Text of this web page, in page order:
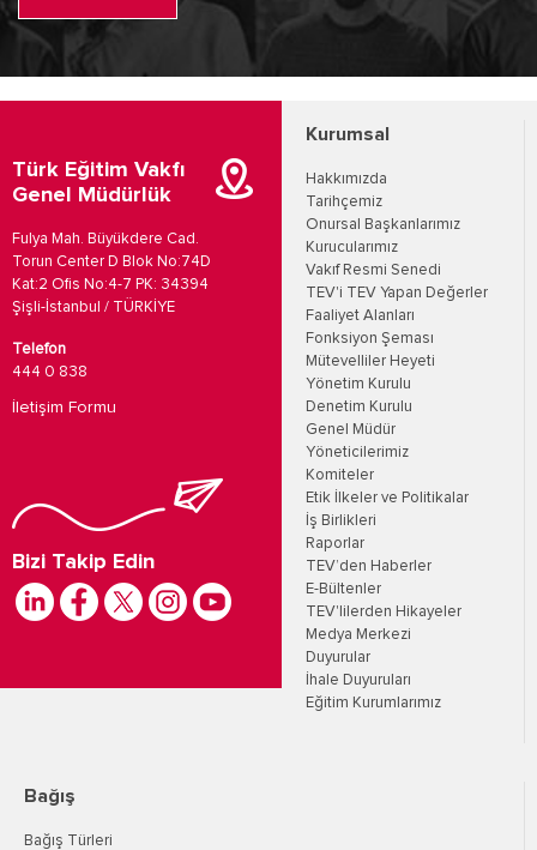
Türk Eğitim Vakfı
Genel Müdürlük
Fulya Mah. Büyükdere Cad.
Torun Center D Blok No:74D
Kat:2 Ofis No:4-7 PK: 34394
Şişli-İstanbul / TÜRKİYE
Telefon
444 0 838
İletişim Formu
Bizi Takip Edin
Kurumsal
Hakkımızda
Tarihçemiz
Onursal Başkanlarımız
Kurucularımız
Vakıf Resmi Senedi
TEV'i TEV Yapan Değerler
Faaliyet Alanları
Fonksiyon Şeması
Mütevelliler Heyeti
Yönetim Kurulu
Denetim Kurulu
Genel Müdür
Yöneticilerimiz
Komiteler
Etik İlkeler ve Politikalar
İş Birlikleri
Raporlar
TEV’den Haberler
E-Bültenler
TEV'lilerden Hikayeler
Medya Merkezi
Duyurular
İhale Duyuruları
Eğitim Kurumlarımız
Bağış
Bağış Türleri